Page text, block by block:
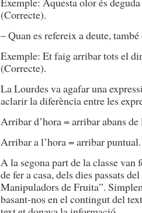
(Correcte).
– Quan es refereix a deute, també
Exemple: Et faig arribar tots el
(Correcte).
La Lourdes va agafar una
aclarir la diferència entre les
Arribar d’hora = arribar abans de
Arribar a l’hora = arribar puntual.
A la segona part de la classe van
de fer a casa, dels dies passats
Manipuladors de Fruita”.
basant-nos en el contingut del